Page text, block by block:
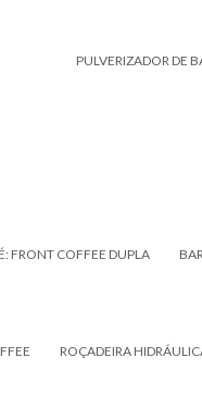
PULVERIZADOR DE
FRONT COFFEE DUPLA
ROÇADEIRA